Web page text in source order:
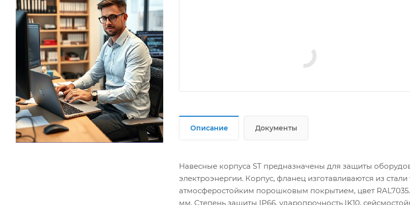
Описание Документы
Навесные корпуса ST предназначены для защиты
электроэнергии. Корпус, фланец изготавливаются из
атмосферостойким порошковым покрытием, цвет
мм. Степень защиты IP66, ударопрочность IK10,